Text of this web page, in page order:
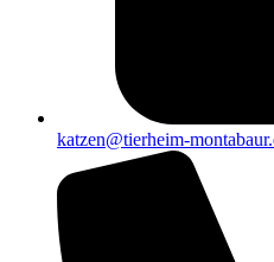
katzen@tierheim-